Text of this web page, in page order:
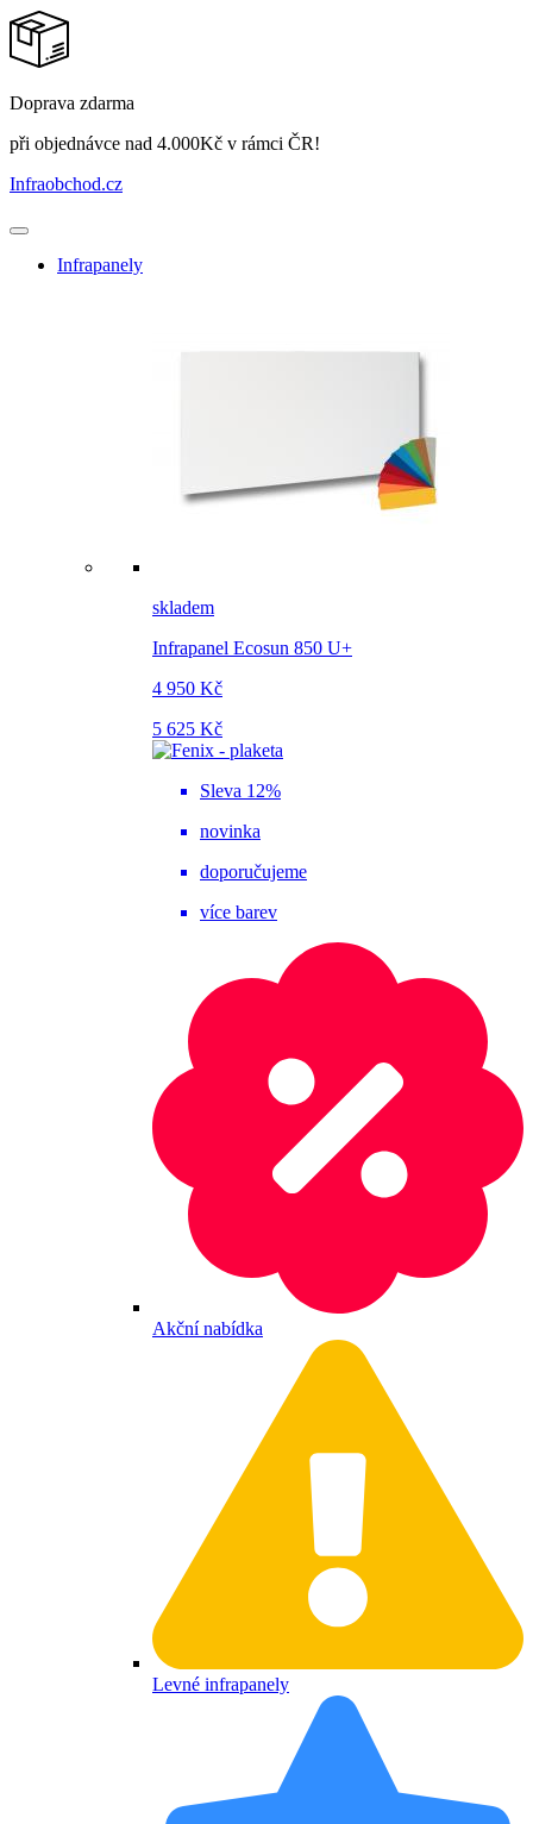
Doprava zdarma
při objednávce nad 4.000Kč v rámci ČR!
Infraobchod.cz
Infrapanely
skladem
Infrapanel Ecosun 850 U+
4 950 Kč
5 625 Kč
Sleva 12%
novinka
doporučujeme
více barev
Akční nabídka
Levné infrapanely